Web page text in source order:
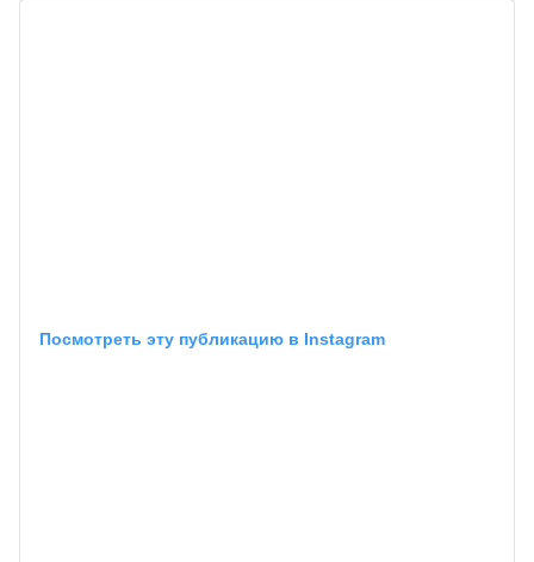
Посмотреть эту публикацию в Instagram